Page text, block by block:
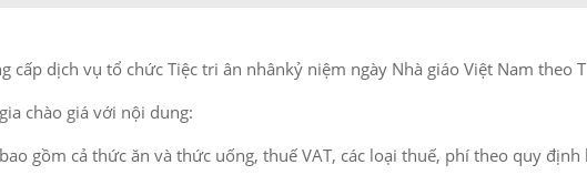
cấp dịch vụ tổ chức Tiệc tri ân nhânkỷ niệm ngày Nhà giáo Việt Nam theo
chào giá với nội dung:
gồm cả thức ăn và thức uống, thuế VAT, các loại thuế, phí theo quy định